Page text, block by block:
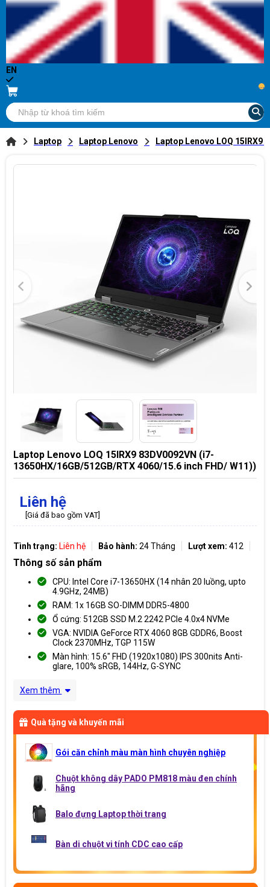
EN
...
Laptop Laptop Lenovo Laptop Lenovo LOQ 15IRX9
Laptop Lenovo LOQ 15IRX9 83DV0092VN (i7-
13650HX/16GB/512GB/RTX 4060/15.6 inch FHD/ W11))
Liên hệ
[Giá đã bao gồm VAT]
Tình trạng: Liên hệ Bảo hành: 24 Tháng Lượt xem: 412
Thông số sản phẩm
CPU: Intel Core i7-13650HX (14 nhân 20 luồng, upto
4.9GHz, 24MB)
RAM: 1x 16GB SO-DIMM DDR5-4800
Ổ cứng: 512GB SSD M.2 2242 PCIe 4.0x4 NVMe
VGA: NVIDIA GeForce RTX 4060 8GB GDDR6, Boost
Clock 2370MHz, TGP 115W
Màn hình: 15.6" FHD (1920x1080) IPS 300nits Anti-
glare, 100% sRGB, 144Hz, G-SYNC
Xem thêm
Quà tặng và khuyến mãi
Gói căn chỉnh màu màn hình chuyên nghiệp
Chuột không dây PADO PM818 màu đen chính
hãng
Balo đựng Laptop thời trang
Bàn di chuột vi tính CDC cao cấp